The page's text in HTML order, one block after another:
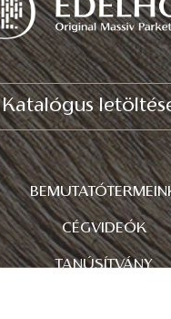
Katalógus
CÉGVIDEÓK
TANÚSÍTVÁNY